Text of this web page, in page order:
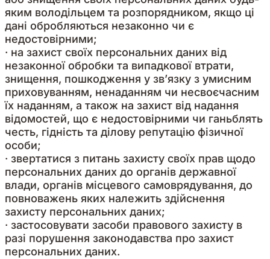
яким володільцем та розпорядником, якщо ці
дані обробляються незаконно чи є
недостовірними;
· на захист своїх персональних даних від
незаконної обробки та випадкової втрати,
знищення, пошкодження у зв’язку з умисним
приховуванням, ненаданням чи несвоєчасним
їх наданням, а також на захист від надання
відомостей, що є недостовірними чи ганьблять
честь, гідність та ділову репутацію фізичної
особи;
· звертатися з питань захисту своїх прав щодо
персональних даних до органів державної
влади, органів місцевого самоврядування, до
повноважень яких належить здійснення
захисту персональних даних;
· застосовувати засоби правового захисту в
разі порушення законодавства про захист
персональних даних.